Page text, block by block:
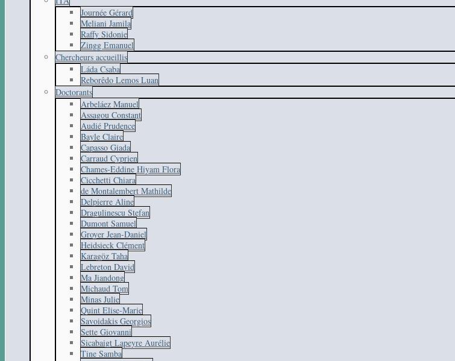
Journée Gérard
Meliani Jamila
Raffy Sidonie
Zingg Emanuel
Chercheurs accueillis
Láda Csaba
Reborêdo Lemos Luan
Doctorants
Arbeláez Manuel
Assagou Constant
Audié Prudence
Bayle Claire
Capasso Giada
Carraud Cyprien
Chames-Eddine Hiyam Flora
Cicchetti Chiara
de Montalembert Mathilde
Delpierre Aline
Dragulinescu Stefan
Dumont Samuel
Groyer Jean-Daniel
Heidsieck Clément
Karagöz Taha
Lebreton David
Ma Jiandong
Michaud Tom
Minas Julie
Quint Elise-Marie
Savoidakis Georgios
Sette Giovanni
Sicabaigt Lapeyre Aurélie
Tine Samba